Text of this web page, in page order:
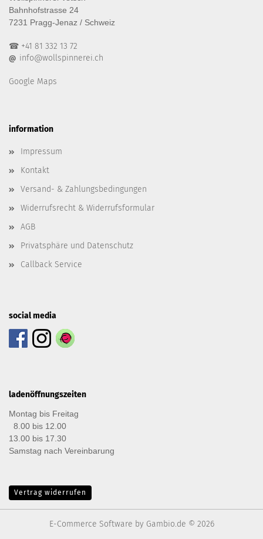
Bahnhofstrasse 24
7231 Pragg-Jenaz / Schweiz
☎ +41 81 332 13 72
@ info@wollspinnerei.ch
Google Maps
information
Impressum
Kontakt
Versand- & Zahlungsbedingungen
Widerrufsrecht & Widerrufsformular
AGB
Privatsphäre und Datenschutz
Callback Service
social media
ladenöffnungszeiten
Montag bis Freitag
8.00 bis 12.00
13.00 bis 17.30
Samstag nach Vereinbarung
Vertrag widerrufen
E-Commerce Software by Gambio.de © 2026